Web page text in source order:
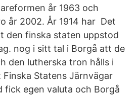
år 1963 och
år 2002. År 1914 har Det
den finska staten uppstod
nog i sitt tal i Borgå att de
den lutherska tron hålls i
Statens Järnvägar
fick egen valuta och Borgå